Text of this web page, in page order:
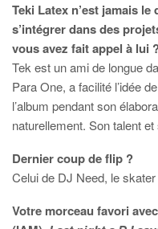
Teki Latex n’est jamais
s’intégrer dans des
vous avez fait appel à lui
Tek est un ami de longue
Para One, a facilité l’idée
l’album pendant son
naturellement. Son talent
Dernier coup de flip ?
Celui de DJ Need, le
Votre morceau favori